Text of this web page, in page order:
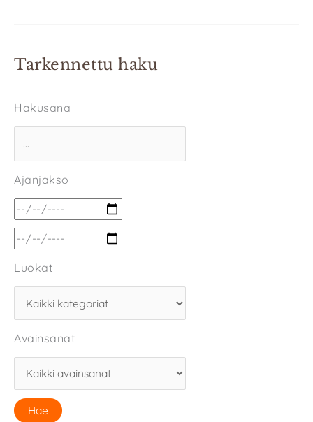
Tarkennettu haku
Hakusana
Ajanjakso
Luokat
Avainsanat